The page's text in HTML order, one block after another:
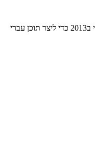
התחלתי את הרומן שלי עם הNBA אי שם בסוף שנות השמונים. בחרתי לאהוד את גולדן סטייט כי רציתי להיות מיוחד. 24 שנות סבל אחרי אותה בחירה זה השתלם בגדול! את הכדור הכתום פתחתי ב2013 כדי ליצר תוכן עברי